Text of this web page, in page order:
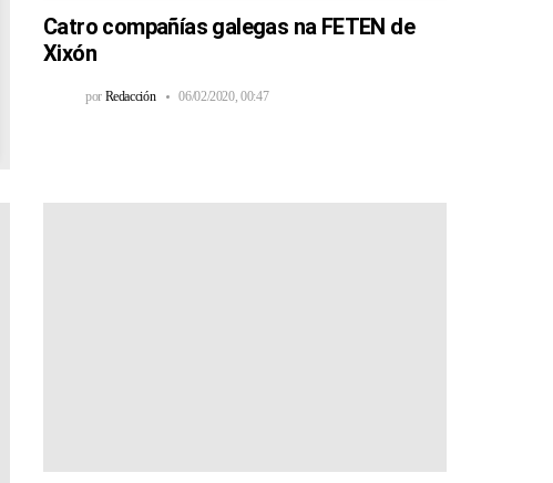
Catro compañías galegas na FETEN de
Xixón
por Redacción 06/02/2020, 00:47